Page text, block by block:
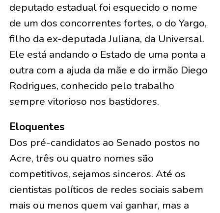
deputado estadual foi esquecido o nome
de um dos concorrentes fortes, o do Yargo,
filho da ex-deputada Juliana, da Universal.
Ele está andando o Estado de uma ponta a
outra com a ajuda da mãe e do irmão Diego
Rodrigues, conhecido pelo trabalho
sempre vitorioso nos bastidores.
Eloquentes
Dos pré-candidatos ao Senado postos no
Acre, três ou quatro nomes são
competitivos, sejamos sinceros. Até os
cientistas políticos de redes sociais sabem
mais ou menos quem vai ganhar, mas a